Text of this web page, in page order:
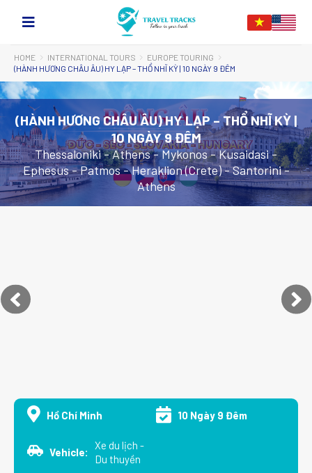
HOME INTERNATIONAL TOURS
EUROPE TOURING
(HÀNH HƯƠNG CHÂU ÂU) HY LẠP – THỔ NHĨ KỲ | 10 NGÀY 9 ĐÊM
(HÀNH HƯƠNG CHÂU ÂU) HY LẠP – THỔ NHĨ KỲ |
10 NGÀY 9 ĐÊM
Thessaloniki - Athens - Mykonos - Kusaidasi -
Ephesus - Patmos - Heraklion (Crete) - Santorini -
Athens
Hồ Chí Minh 10 Ngày 9 Đêm
Vehicle:
Xe du lịch -
Du thuyền